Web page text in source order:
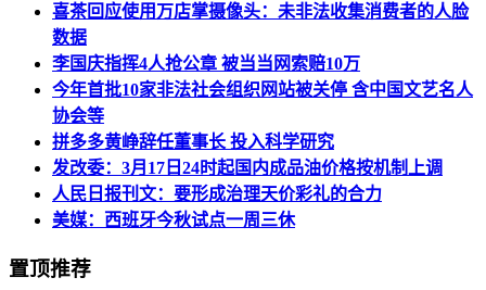
喜茶回应使用万店掌摄像头：未非法收集消费者的人脸
数据
李国庆指挥4人抢公章 被当当网索赔10万
今年首批10家非法社会组织网站被关停 含中国文艺名人
协会等
拼多多黄峥辞任董事长 投入科学研究
发改委：3月17日24时起国内成品油价格按机制上调
人民日报刊文：要形成治理天价彩礼的合力
美媒：西班牙今秋试点一周三休
置顶推荐